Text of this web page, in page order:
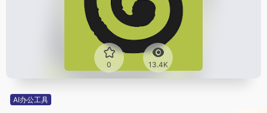
0 13.4K
AI办公工具